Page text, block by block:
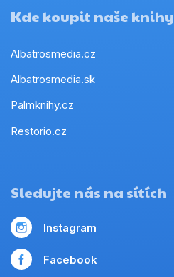
Kde koupit naše knihy
Albatrosmedia.cz
Albatrosmedia.sk
Palmknihy.cz
Restorio.cz
Sledujte nás na sítích
Instagram
Facebook